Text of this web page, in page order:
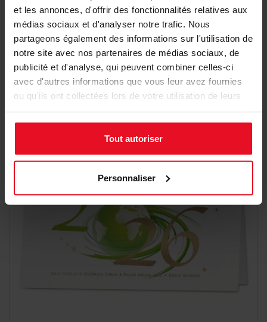
et les annonces, d'offrir des fonctionnalités relatives aux
médias sociaux et d'analyser notre trafic. Nous
partageons également des informations sur l'utilisation de
notre site avec nos partenaires de médias sociaux, de
publicité et d'analyse, qui peuvent combiner celles-ci
avec d'autres informations que vous leur avez fournies
ou qu'ils ont collectées lors de votre utilisation de leurs
Tout autoriser
Personnaliser
Carte de vœux Best Wishes
1,26 € 1,68 € Détail